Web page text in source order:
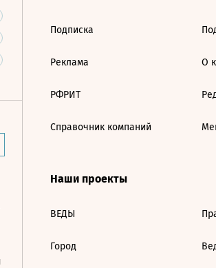
Подписка
Реклама
РФРИТ
Справочник компаний
О
Наши проекты
ВЕДЫ
Город